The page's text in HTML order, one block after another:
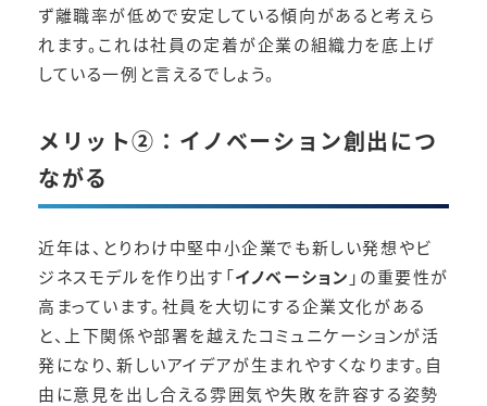
ず離職率が低めで安定している傾向があると考えら
れます。​これは社員の定着が企業の組織力を底上げ
している一例と言えるでしょう。
メリット②：イノベーション創出につ
ながる
近年は、とりわけ中堅中小企業でも新しい発想やビ
ジネスモデルを作り出す「イノベーション 」の重要性が
高まっています。社員を大切にする企業文化がある
と、上下関係や部署を越えたコミュニケーションが活
発になり、新しいアイデアが生まれやすくなります。自
由に意見を出し合える雰囲気や失敗を許容する姿勢